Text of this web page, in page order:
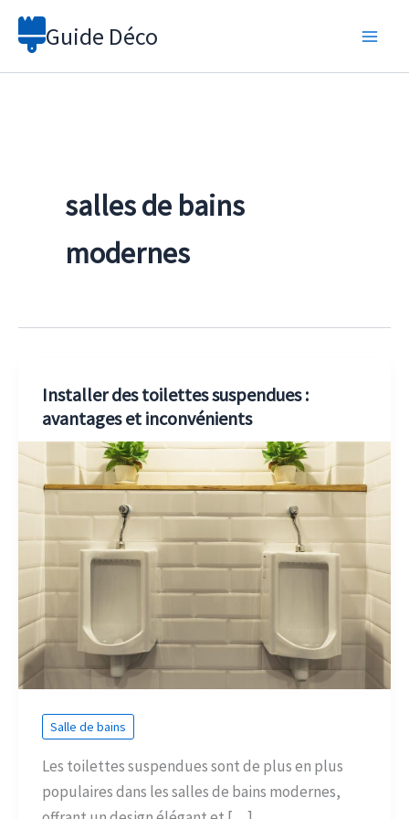
Aller
Guide Déco
salles de bains
modernes
Installer des toilettes suspendues :
avantages et inconvénients
Salle de bains
Les toilettes suspendues sont de plus en plus
populaires dans les salles de bains modernes,